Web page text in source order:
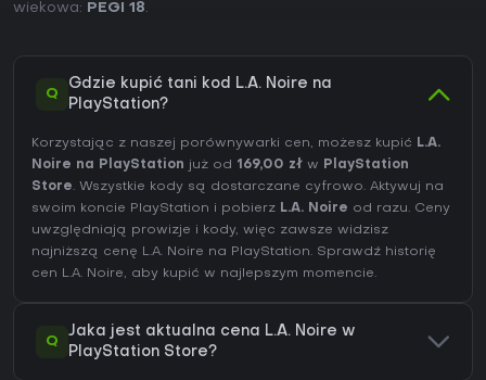
wiekowa:
PEGI 18.
Q
Gdzie kupić tani kod L.A. Noire na
PlayStation?
Korzystając z naszej porównywarki cen, możesz kupić L.A.
Noire na PlayStation już od 169,00 zł w PlayStation
Store. Wszystkie kody są dostarczane cyfrowo. Aktywuj na
swoim koncie PlayStation i pobierz L.A. Noire od razu. Ceny
uwzględniają prowizje i kody, więc zawsze widzisz
najniższą cenę L.A. Noire na PlayStation. Sprawdź historię
cen L.A. Noire, aby kupić w najlepszym momencie.
Q
Jaka jest aktualna cena L.A. Noire w
PlayStation Store?